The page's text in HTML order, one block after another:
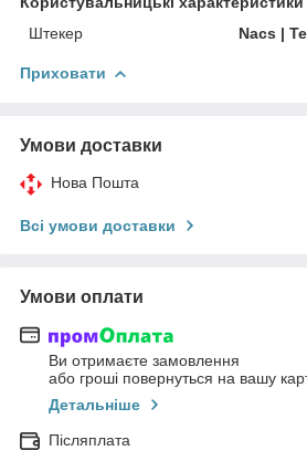
Штекер
Nacs |
Приховати
Умови доставки
Нова Пошта
Всі умови доставки
Умови оплати
Ви отримаєте замовлення
або гроші повернуться на вашу
Детальніше
Післяплата